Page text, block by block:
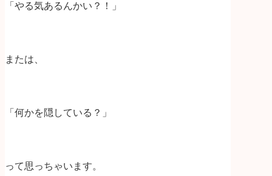
「やる気あるんかい？！」
または、
「何かを隠している？」
って思っちゃいます。